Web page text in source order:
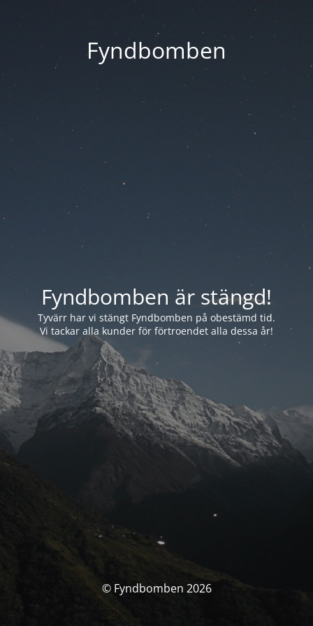
Fyndbomben
Fyndbomben är stängd!
Tyvärr har vi stängt Fyndbomben på obestämd tid.
Vi tackar alla kunder för förtroendet alla dessa år!
© Fyndbomben 2026